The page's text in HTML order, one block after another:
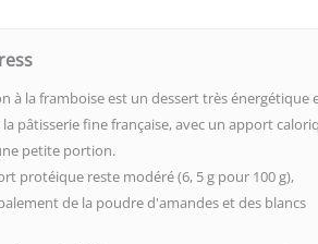
à la framboise est un dessert très énergétique
pâtisserie fine française, avec un apport
petite portion.
protéique reste modéré (6, 5 g pour 100 g),
de la poudre d'amandes et des blancs